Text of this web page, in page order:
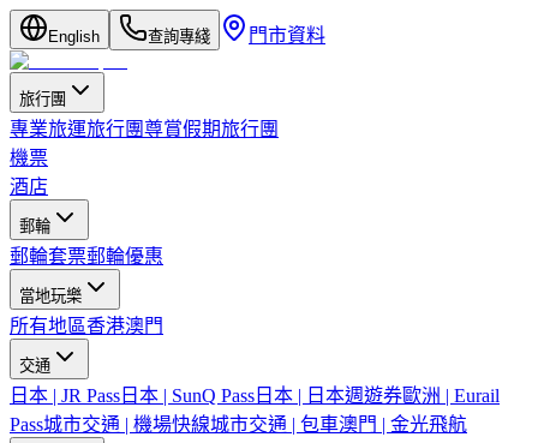
English 查詢專綫 門市資料
旅行團
專業旅運旅行團尊賞假期旅行團
機票
酒店
郵輪
郵輪套票郵輪優惠
當地玩樂
所有地區香港澳門
交通
日本 | JR Pass 日本 | SunQ Pass 日本 | 日本週遊券歐洲 | Eurail
Pass城市交通 | 機場快線城市交通 | 包車澳門 | 金光飛航